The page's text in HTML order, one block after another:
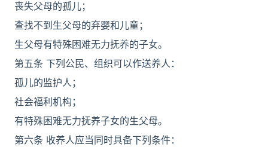
丧失父母的孤儿；
查找不到生父母的弃婴和儿童；
生父母有特殊困难无力抚养的子女。
第五条 下列公民、组织可以作送养人：
孤儿的监护人；
社会福利机构；
有特殊困难无力抚养子女的生父母。
第六条 收养人应当同时具备下列条件：